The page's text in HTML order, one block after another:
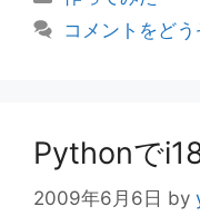
テ
コメントをどう
Pythonで
2009年6月6日 by